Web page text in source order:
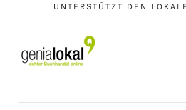
UNTERSTÜTZT DEN